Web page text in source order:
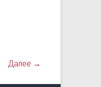
Далее →